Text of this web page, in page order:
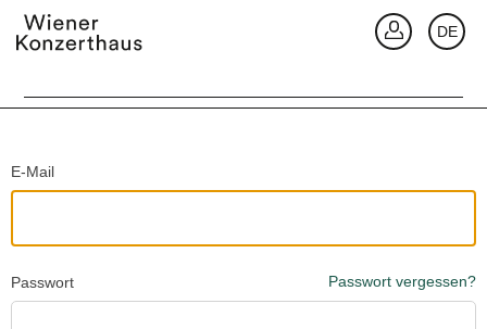
DE
Passwort Passwort vergessen?